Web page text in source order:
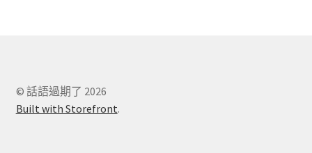
© 話語過期了 2026
Built with Storefront.